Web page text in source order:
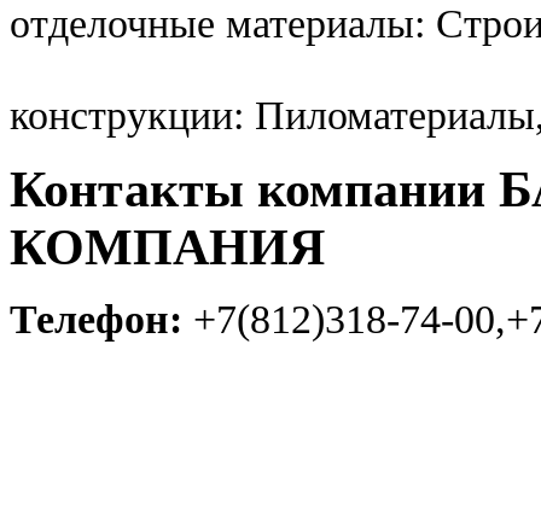
отделочные материалы:
конструкции:
Контакты
КОМПАНИЯ
Телефон: +7(812)318-74-